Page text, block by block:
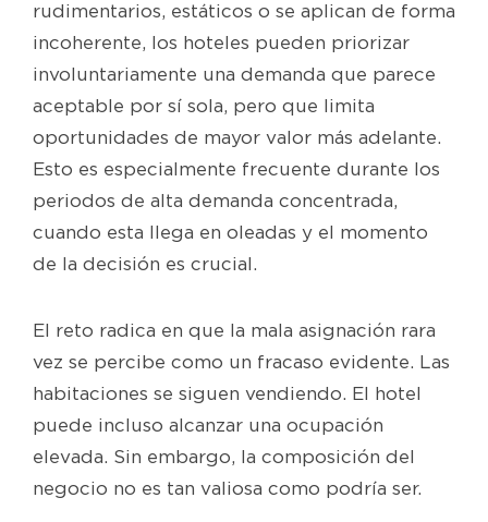
rudimentarios, estáticos o se aplican de forma
incoherente, los hoteles pueden priorizar
involuntariamente una demanda que parece
aceptable por sí sola, pero que limita
oportunidades de mayor valor más adelante.
Esto es especialmente frecuente durante los
periodos de alta demanda concentrada,
cuando esta llega en oleadas y el momento
de la decisión es crucial.
El reto radica en que la mala asignación rara
vez se percibe como un fracaso evidente. Las
habitaciones se siguen vendiendo. El hotel
puede incluso alcanzar una ocupación
elevada. Sin embargo, la composición del
negocio no es tan valiosa como podría ser.